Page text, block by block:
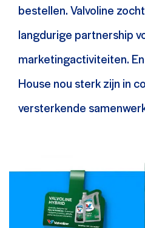
bestellen. Valvoline
langdurige partnership
marketingactiviteiten.
House nou sterk zijn in
versterkende